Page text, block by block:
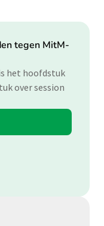
tegen MitM-
het hoofdstuk
over session